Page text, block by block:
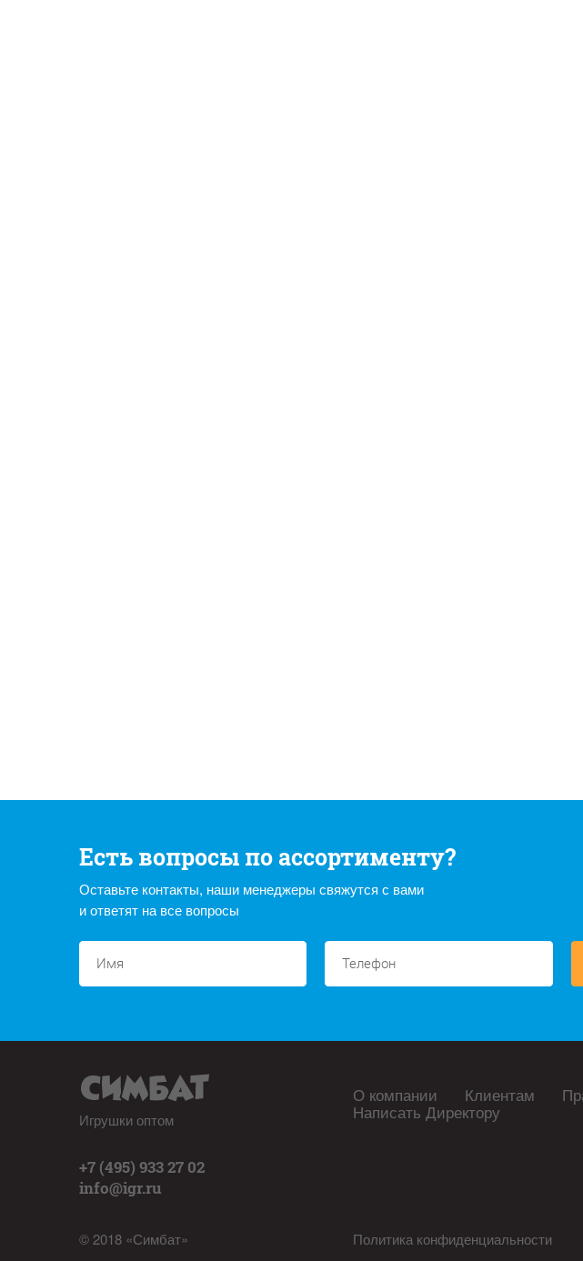
Есть вопросы по ассортименту?
Оставьте контакты, наши менеджеры свяжутся с вами
и ответят на все вопросы
Игрушки оптом
+7 (495) 933 27 02
info@igr.ru
© 2018 «Симбат»
О компании Клиентам
Написать Директору
Политика конфиденциальности